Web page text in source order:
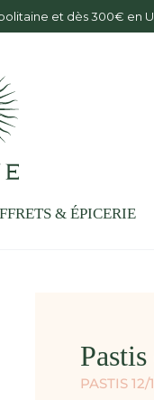
et dès 300€ en
& ÉPICERIE
PASTIS 12/